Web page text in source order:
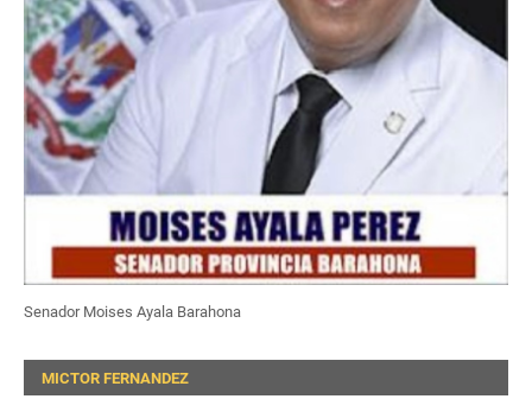
Senador Moises Ayala Barahona
MICTOR FERNANDEZ